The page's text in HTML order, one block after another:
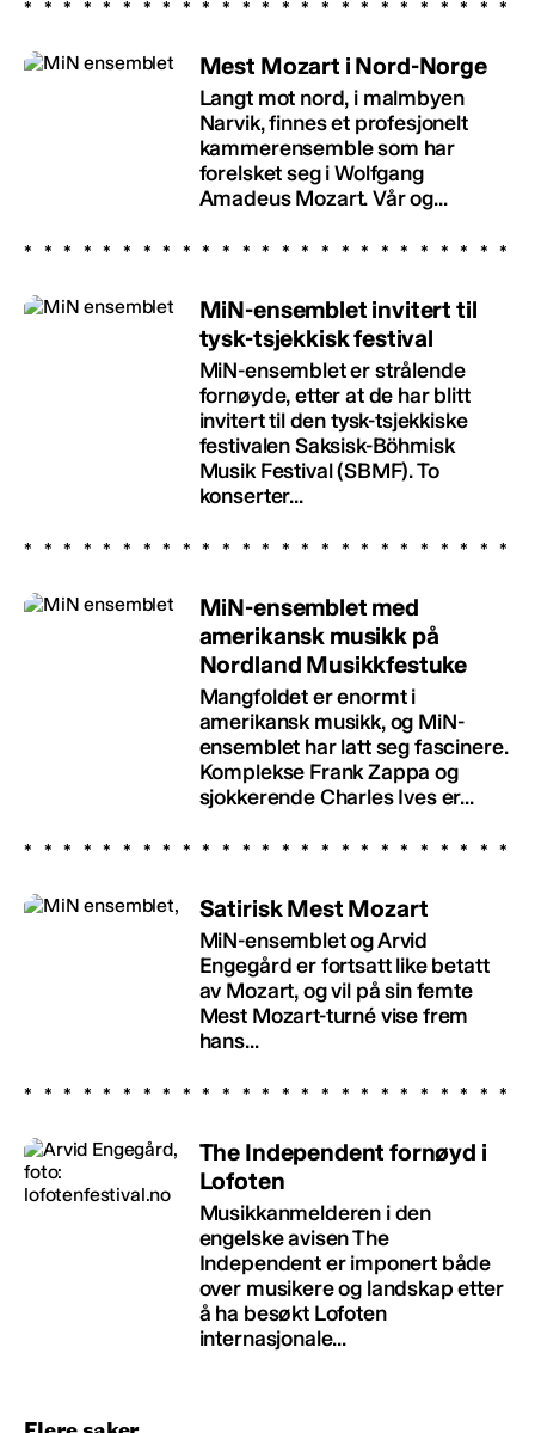
Mest Mozart i Nord-Norge
Langt mot nord, i malmbyen
Narvik, finnes et profesjonelt
kammerensemble som har
forelsket seg i Wolfgang
Amadeus Mozart. Vår og...
MiN-ensemblet invitert til
tysk-tsjekkisk festival
MiN-ensemblet er strålende
fornøyde, etter at de har blitt
invitert til den tysk-tsjekkiske
festivalen Saksisk-Böhmisk
Musik Festival (SBMF). To
konserter...
MiN-ensemblet med
amerikansk musikk på
Nordland Musikkfestuke
Mangfoldet er enormt i
amerikansk musikk, og MiN-
ensemblet har latt seg fascinere.
Komplekse Frank Zappa og
sjokkerende Charles Ives er...
Satirisk Mest Mozart
MiN-ensemblet og Arvid
Engegård er fortsatt like betatt
av Mozart, og vil på sin femte
Mest Mozart-turné vise frem
hans...
The Independent fornøyd i
Lofoten
Musikkanmelderen i den
engelske avisen The
Independent er imponert både
over musikere og landskap etter
å ha besøkt Lofoten
internasjonale...